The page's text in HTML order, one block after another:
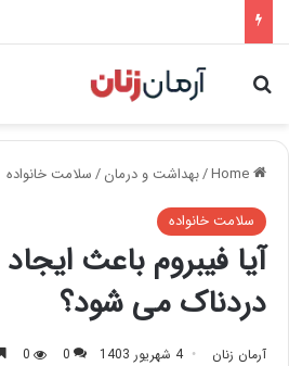
Search for
/بهداشت و درمان/سلامت خانواده
سلامت خانواده
آیا فیبروم باعث
دردناک می شود؟
آرمان زنان 4 شهریور 1403 0
0